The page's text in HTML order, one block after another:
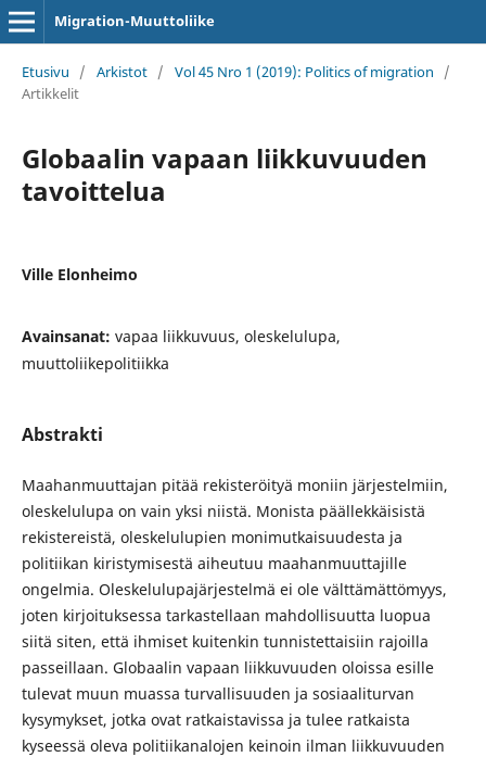
Migration-Muuttoliike
Etusivu / Arkistot / Vol 45 Nro 1 (2019): Politics of migration
/
Artikkelit
Globaalin vapaan liikkuvuuden
tavoittelua
Ville Elonheimo
Avainsanat: vapaa liikkuvuus, oleskelulupa,
muuttoliikepolitiikka
Abstrakti
Maahanmuuttajan pitää rekisteröityä moniin järjestelmiin,
oleskelulupa on vain yksi niistä. Monista päällekkäisistä
rekistereistä, oleskelulupien monimutkaisuudesta ja
politiikan kiristymisestä aiheutuu maahanmuuttajille
ongelmia. Oleskelulupajärjestelmä ei ole välttämättömyys,
joten kirjoituksessa tarkastellaan mahdollisuutta luopua
siitä siten, että ihmiset kuitenkin tunnistettaisiin rajoilla
passeillaan. Globaalin vapaan liikkuvuuden oloissa esille
tulevat muun muassa turvallisuuden ja sosiaaliturvan
kysymykset, jotka ovat ratkaistavissa ja tulee ratkaista
kyseessä oleva politiikanalojen keinoin ilman liikkuvuuden